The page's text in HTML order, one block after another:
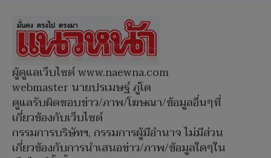
ผู้ดูแลเว็บไซต์ www.naewna.com
webmaster นายปรเมษฐ์ ภู่โต
ดูแลรับผิดชอบข่าว/ภาพ/โฆษณา/ข้อมูลอื่นๆที่
เกี่ยวข้องกับเว็บไซต์
กรรมการบริษัทฯ, กรรมการผู้มีอำนาจ ไม่มีส่วน
เกี่ยวข้องกับการนำเสนอข่าว/ภาพ/ข้อมูลใดๆใน